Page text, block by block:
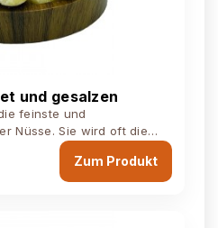
und gesalzen
feinste und
Nüsse. Sie wird oft die
Zum Produkt